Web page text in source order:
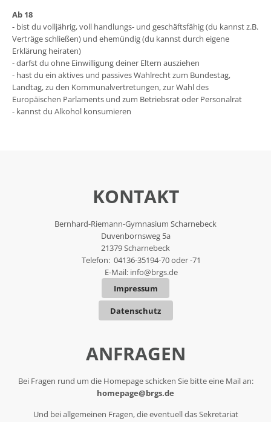
Ab 18
- bist du volljährig, voll handlungs- und geschäftsfähig (du kannst z.B.
Verträge schließen) und ehemündig (du kannst durch eigene
Erklärung heiraten)
- darfst du ohne Einwilligung deiner Eltern ausziehen
- hast du ein aktives und passives Wahlrecht zum Bundestag,
Landtag, zu den Kommunalvertretungen, zur Wahl des
Europäischen Parlaments und zum Betriebsrat oder Personalrat
- kannst du Alkohol konsumieren
KONTAKT
Bernhard-Riemann-Gymnasium Scharnebeck
Duvenbornsweg 5a
21379 Scharnebeck
Telefon: 04136-35194-70 oder -71
E-Mail: info@brgs.de
Impressum
Datenschutz
ANFRAGEN
Bei Fragen rund um die Homepage schicken Sie bitte eine Mail an:
homepage@brgs.de
Und bei allgemeinen Fragen, die eventuell das Sekretariat